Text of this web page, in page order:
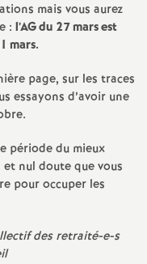
o
n
a
l
d
e
mais vous aurez
: l’AGdu 27 mars est
mars.
page, sur les traces
essayons d’avoir une
période du mieux
nul doute que vous
pour occuper les
des retraité-e-s